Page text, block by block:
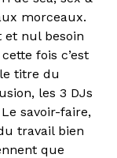
morceaux.
et nul besoin
fois c’est
titre du
les 3 DJs
savoir-faire,
travail bien
que